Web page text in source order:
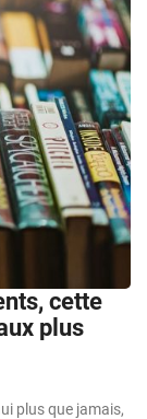
cette
plus
plus que jamais,